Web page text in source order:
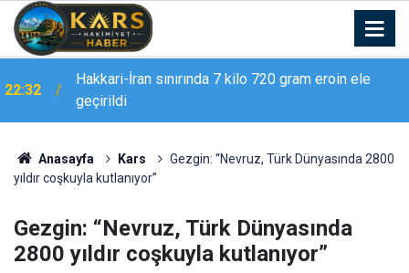
21:02
Erzurum Adliyesi’nde yangın: 2 kişi dumandan
etkilendi
Anasayfa Kars
Gezgin: “Nevruz, Türk Dünyasında 2800
yıldır coşkuyla kutlanıyor”
Gezgin: “Nevruz, Türk Dünyasında
2800 yıldır coşkuyla kutlanıyor”